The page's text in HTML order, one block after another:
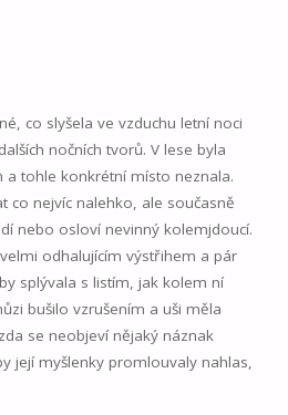
co slyšela ve vzduchu letní noci
nočních tvorů. V lese byla
tohle konkrétní místo neznala.
co nejvíc nalehko, ale současně
nebo osloví nevinný kolemjdoucí.
odhalujícím výstřihem a pár
splývala s listím, jak kolem ní
bušilo vzrušením a uši měla
se neobjeví nějaký náznak
její myšlenky promlouvaly nahlas,